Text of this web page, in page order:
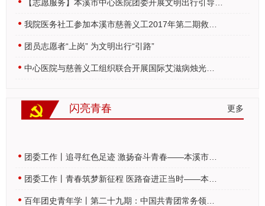
【志愿服务】本溪市中心医院团委开展文明出行引导…
我院医务社工参加本溪市慈善义工2017年第二期救…
团员志愿者“上岗” 为文明出行“引路”
中心医院与慈善义工组织联合开展国际艾滋病烛光…
更多
闪亮青春
团委工作丨追寻红色足迹 激扬奋斗青春——本溪市…
团委工作丨青春筑梦新征程 医路奋进正当时——本…
百年团史青年学丨第二十九期：中国共青团常务领…